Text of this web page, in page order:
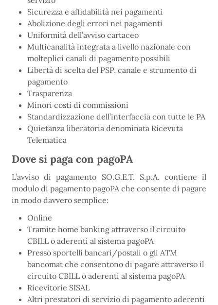
Sicurezza e affidabilità nei pagamenti
Abolizione degli errori nei pagamenti
Uniformità dell’avviso cartaceo
Multicanalità integrata a livello nazionale con
molteplici canali di pagamento possibili
Libertà di scelta del PSP, canale e strumento di
pagamento
Trasparenza
Minori costi di commissioni
Standardizzazione dell’interfaccia con tutte le PA
Quietanza liberatoria denominata Ricevuta
Telematica
Dove si paga con pagoPA
L’avviso di pagamento SO.G.E.T. S.p.A. contiene il
modulo di pagamento pagoPA che consente di pagare
in modo davvero semplice:
Online
Tramite home banking attraverso il circuito
CBILL o aderenti al sistema pagoPA
Presso sportelli bancari/postali o gli ATM
bancomat che consentono di pagare attraverso il
circuito CBILL o aderenti al sistema pagoPA
Ricevitorie SISAL
Altri prestatori di servizio di pagamento aderenti